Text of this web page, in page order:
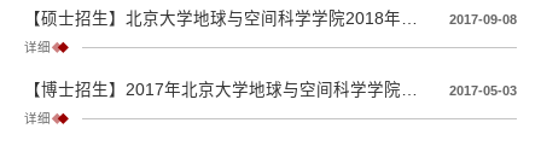
2017-09-08
详细
2017-05-03
详细